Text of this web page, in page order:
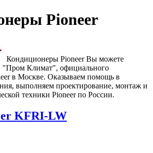
Pioneer
Кондиционеры Pioneer Вы можете
"Пром Климат", официального
в Москве. Оказываем помощь в
выполняем проектирование, монтаж и
техники Pioneer по России.
KFRI-LW